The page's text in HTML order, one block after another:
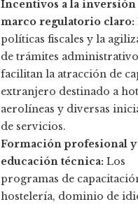
Incentivos a la inversión
marco regulatorio claro:
políticas fiscales y la
de trámites
facilitan la atracción de
extranjero destinado a
aerolíneas y diversas
de servicios.
Formación profesional y
educación técnica: Los
programas de
hostelería, dominio de